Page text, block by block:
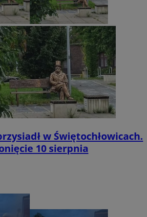
w Świętochłowicach.
10 sierpnia